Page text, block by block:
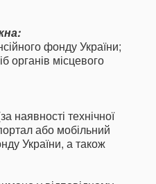
фонду України;
органів місцевого
наявності технічної
або мобільний
України, а також